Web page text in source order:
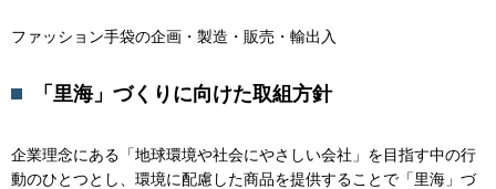
ファッション手袋の企画・製造・販売・輸出入
「里海」づくりに向けた取組方針
企業理念にある「地球環境や社会にやさしい会社」を目指す中の行
動のひとつとし、環境に配慮した商品を提供することで「里海」づ